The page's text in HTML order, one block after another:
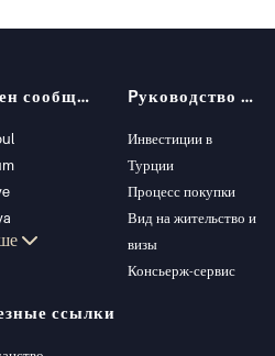
Обмен сообщениями Pуководство покупателя
Инвестиции в
Турции
Процесс покупки
Вид на жительство и
визы
Консьерж-сервис
ссылки